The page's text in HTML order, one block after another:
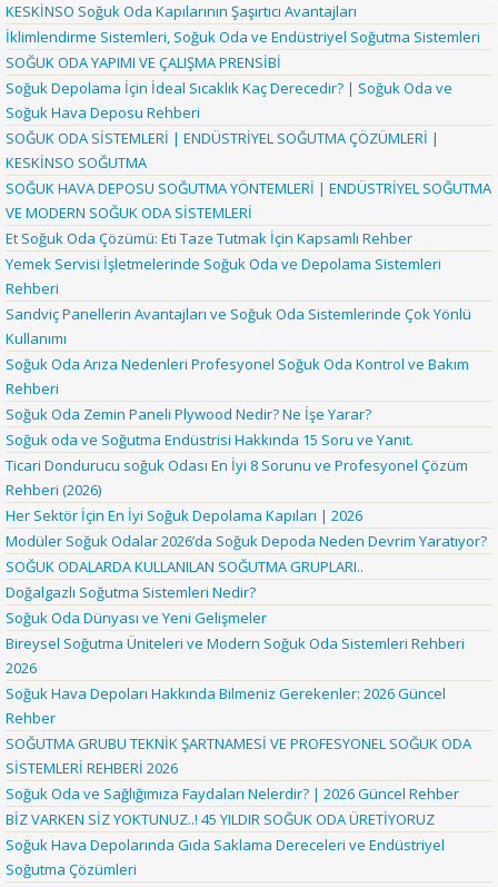
KESKİNSO Soğuk Oda Kapılarının Şaşırtıcı Avantajları
İklimlendirme Sistemleri, Soğuk Oda ve Endüstriyel Soğutma Sistemleri
SOĞUK ODA YAPIMI VE ÇALIŞMA PRENSİBİ
Soğuk Depolama İçin İdeal Sıcaklık Kaç Derecedir? | Soğuk Oda ve
Soğuk Hava Deposu Rehberi
SOĞUK ODA SİSTEMLERİ | ENDÜSTRİYEL SOĞUTMA ÇÖZÜMLERİ |
KESKİNSO SOĞUTMA
SOĞUK HAVA DEPOSU SOĞUTMA YÖNTEMLERİ | ENDÜSTRİYEL SOĞUTMA
VE MODERN SOĞUK ODA SİSTEMLERİ
Et Soğuk Oda Çözümü: Eti Taze Tutmak İçin Kapsamlı Rehber
Yemek Servisi İşletmelerinde Soğuk Oda ve Depolama Sistemleri
Rehberi
Sandviç Panellerin Avantajları ve Soğuk Oda Sistemlerinde Çok Yönlü
Kullanımı
Soğuk Oda Arıza Nedenleri Profesyonel Soğuk Oda Kontrol ve Bakım
Rehberi
Soğuk Oda Zemin Paneli Plywood Nedir? Ne İşe Yarar?
Soğuk oda ve Soğutma Endüstrisi Hakkında 15 Soru ve Yanıt.
Ticari Dondurucu soğuk Odası En İyi 8 Sorunu ve Profesyonel Çözüm
Rehberi (2026)
Her Sektör İçin En İyi Soğuk Depolama Kapıları | 2026
Modüler Soğuk Odalar 2026’da Soğuk Depoda Neden Devrim Yaratıyor?
SOĞUK ODALARDA KULLANILAN SOĞUTMA GRUPLARI..
Doğalgazlı Soğutma Sistemleri Nedir?
Soğuk Oda Dünyası ve Yeni Gelişmeler
Bireysel Soğutma Üniteleri ve Modern Soğuk Oda Sistemleri Rehberi
2026
Soğuk Hava Depoları Hakkında Bilmeniz Gerekenler: 2026 Güncel
Rehber
SOĞUTMA GRUBU TEKNİK ŞARTNAMESİ VE PROFESYONEL SOĞUK ODA
SİSTEMLERİ REHBERİ 2026
Soğuk Oda ve Sağlığımıza Faydaları Nelerdir? | 2026 Güncel Rehber
BİZ VARKEN SİZ YOKTUNUZ..! 45 YILDIR SOĞUK ODA ÜRETİYORUZ
Soğuk Hava Depolarında Gıda Saklama Dereceleri ve Endüstriyel
Soğutma Çözümleri